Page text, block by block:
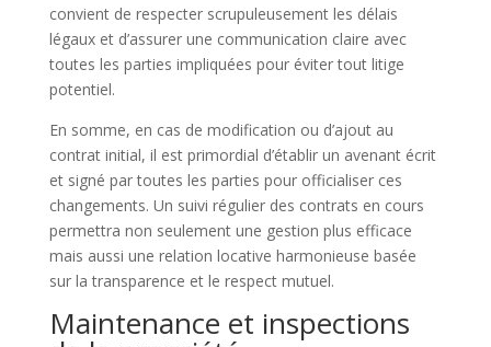
convient de respecter scrupuleusement les délais
légaux et d’assurer une communication claire avec
toutes les parties impliquées pour éviter tout litige
potentiel.
En somme, en cas de modification ou d’ajout au
contrat initial, il est primordial d’établir un avenant écrit
et signé par toutes les parties pour officialiser ces
changements. Un suivi régulier des contrats en cours
permettra non seulement une gestion plus efficace
mais aussi une relation locative harmonieuse basée
sur la transparence et le respect mutuel.
Maintenance et inspections